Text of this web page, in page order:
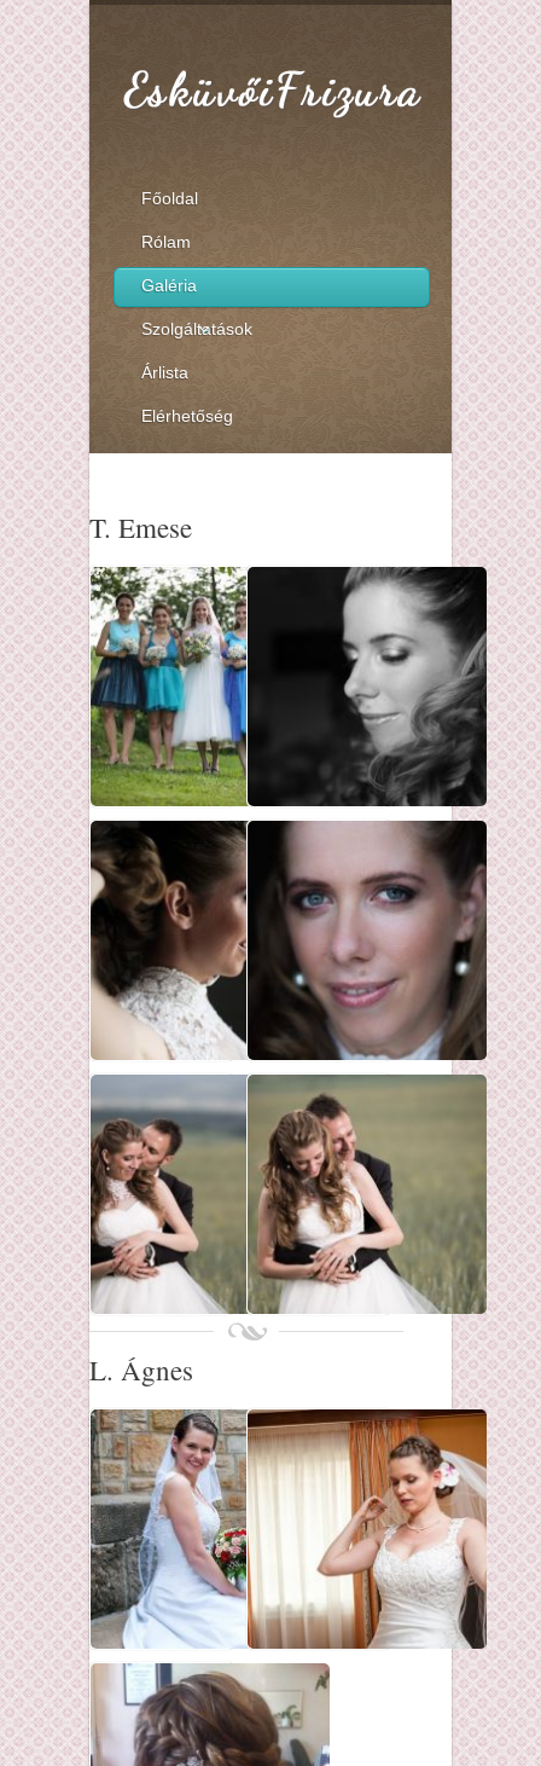
Főoldal
Rólam
Galéria
Szolgáltatások
Árlista
Elérhetőség
T. Emese
L. Ágnes